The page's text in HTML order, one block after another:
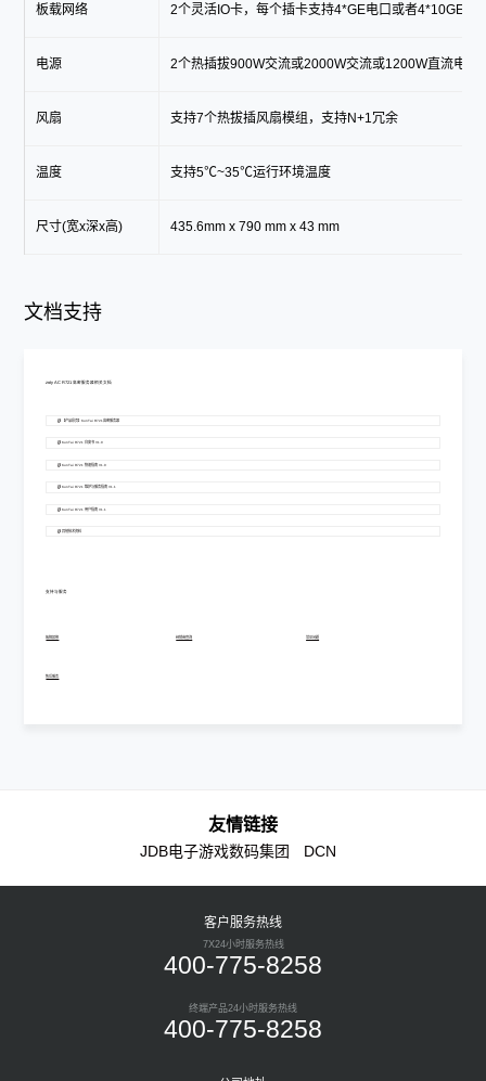
板载网络 2个灵活IO卡，每个插卡支持4*GE电口或者4*10GE光
电源 2个热插拔900W交流或2000W交流或1200W直流电源
风扇 支持7个热拔插风扇模组，支持N+1冗余
温度 支持5℃~35℃运行环境温度
尺寸(宽x深x高) 435.6mm x 790 mm x 43 mm
文档支持
zoty AC R721 高密服务器相关文档
【产品彩页】KunTai R721高密服务器
KunTai R721 白皮书 V1.0
KunTai R721 快速指南 V1.0
KunTai R721 维护与服务指南 V1.1
KunTai R721 用户指南 V1.1
其他技术资料
支持与服务
故障报修 经销商查询 常见问题
售后服务
友情链接
JDB电子游戏数码集团 DCN
客户服务热线
7X24小时服务热线
400-775-8258
终端产品24小时服务热线
400-775-8258